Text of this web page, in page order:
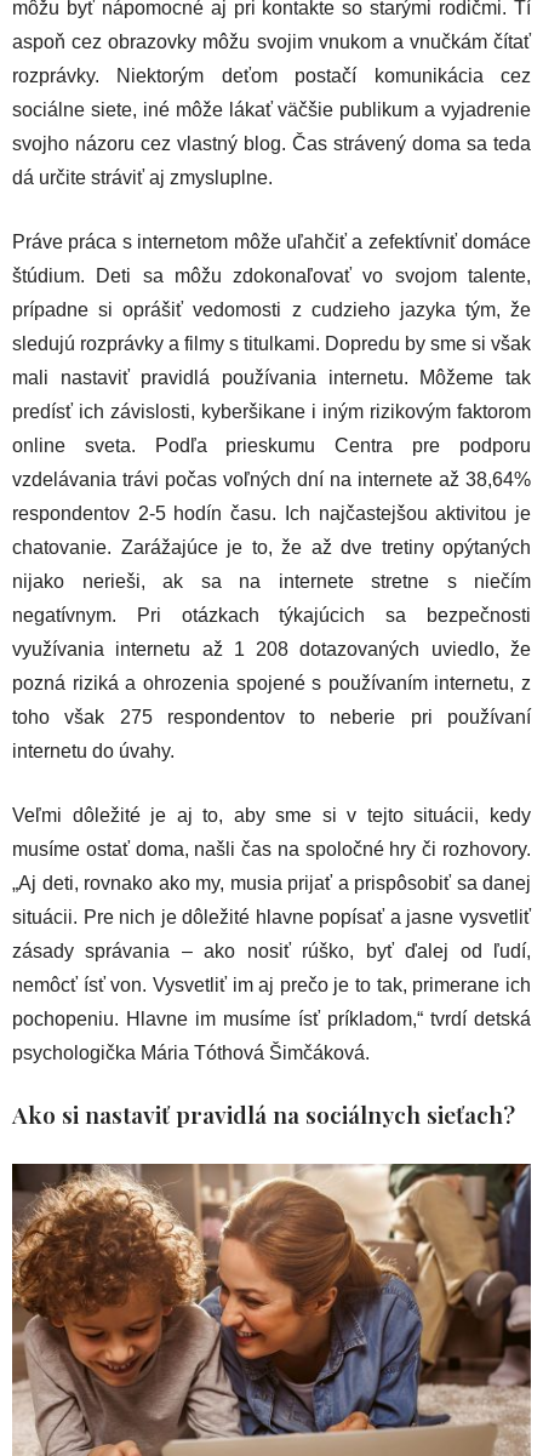
môžu byť nápomocné aj pri kontakte so starými rodičmi. Tí
aspoň cez obrazovky môžu svojim vnukom a vnučkám čítať
rozprávky. Niektorým deťom postačí komunikácia cez
sociálne siete, iné môže lákať väčšie publikum a vyjadrenie
svojho názoru cez vlastný blog. Čas strávený doma sa teda
dá určite stráviť aj zmysluplne.
Práve práca s internetom môže uľahčiť a zefektívniť domáce
štúdium. Deti sa môžu zdokonaľovať vo svojom talente,
prípadne si oprášiť vedomosti z cudzieho jazyka tým, že
sledujú rozprávky a filmy s titulkami. Dopredu by sme si však
mali nastaviť pravidlá používania internetu. Môžeme tak
predísť ich závislosti, kyberšikane i iným rizikovým faktorom
online sveta. Podľa prieskumu Centra pre podporu
vzdelávania trávi počas voľných dní na internete až 38,64%
respondentov 2-5 hodín času. Ich najčastejšou aktivitou je
chatovanie. Zarážajúce je to, že až dve tretiny opýtaných
nijako nerieši, ak sa na internete stretne s niečím
negatívnym. Pri otázkach týkajúcich sa bezpečnosti
využívania internetu až 1 208 dotazovaných uviedlo, že
pozná riziká a ohrozenia spojené s používaním internetu, z
toho však 275 respondentov to neberie pri používaní
internetu do úvahy.
Veľmi dôležité je aj to, aby sme si v tejto situácii, kedy
musíme ostať doma, našli čas na spoločné hry či rozhovory.
„Aj deti, rovnako ako my, musia prijať a prispôsobiť sa danej
situácii. Pre nich je dôležité hlavne popísať a jasne vysvetliť
zásady správania – ako nosiť rúško, byť ďalej od ľudí,
nemôcť ísť von. Vysvetliť im aj prečo je to tak, primerane ich
pochopeniu. Hlavne im musíme ísť príkladom,“ tvrdí detská
psychologička Mária Tóthová Šimčáková.
Ako si nastaviť pravidlá na sociálnych sieťach?